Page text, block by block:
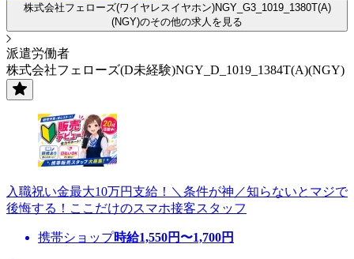
株式会社フェローズ(ワイヤレスイヤホン)NGY_G3_1019_1380T(A)
(NGY)のその他の求人を見る
派遣労働者
株式会社フェローズ(D未経験)NGY_D_1019_1384T(A)(NGY)
入職祝い金最大10万円支給！＼条件が神／知らないとマジで
後悔する！ここだけのスマホ接客スタッフ
携帯ショップ時給1,550円〜1,700円